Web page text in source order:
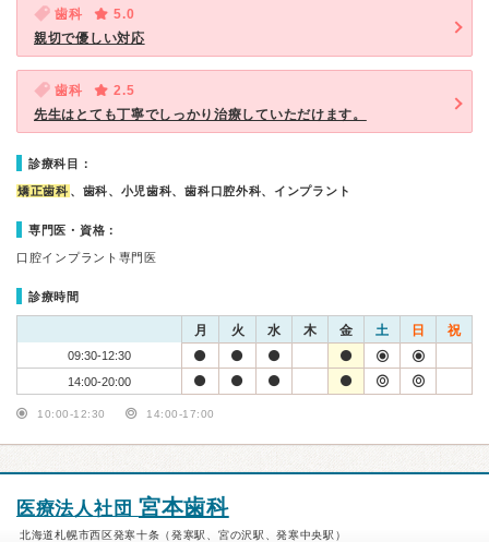
歯科
5.0
親切で優しい対応
歯科
2.5
先生はとても丁寧でしっかり治療していただけます。
診療科目：
矯正歯科 、歯科、小児歯科、歯科口腔外科、インプラント
専門医・資格：
口腔インプラント専門医
診療時間
月 火 水 木 金 土 日 祝
09:30-12:30
14:00-20:00
10:00-12:30 14:00-17:00
医療法人社団 宮本歯科
北海道札幌市西区発寒十条（発寒駅、宮の沢駅、発寒中央駅）